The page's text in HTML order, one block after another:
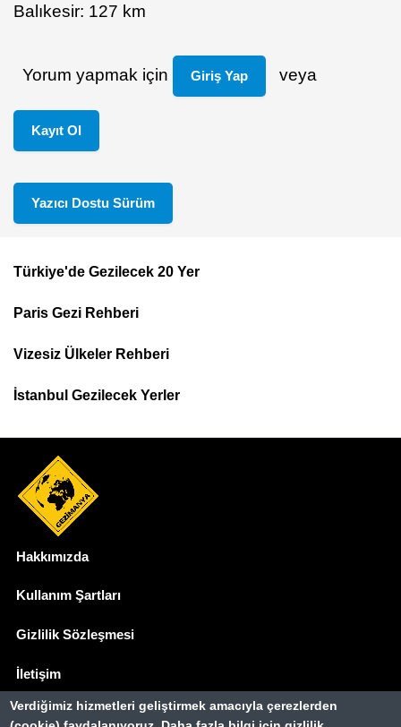
Balıkesir: 127 km
Yorum yapmak için Giriş Yap veya
Kayıt Ol
Yazıcı Dostu Sürüm
Top
Menu
Türkiye'de Gezilecek 20 Yer
Paris Gezi Rehberi
Vizesiz Ülkeler Rehberi
İstanbul Gezilecek Yerler
Hakkımızda
Kullanım Şartları
Gizlilik Sözleşmesi
İletişim
Basında Biz
Verdiğimiz hizmetleri geliştirmek amacıyla çerezlerden